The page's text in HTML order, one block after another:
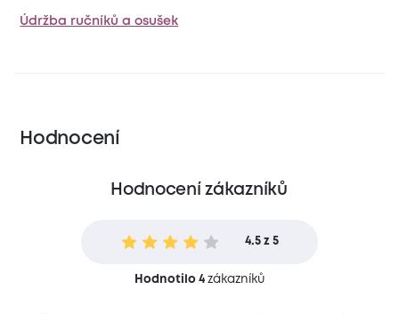
Údržba ručníků a osušek
Hodnocení
Hodnocení zákazníků
4.5 z 5
Hodnotilo 4zákazníků